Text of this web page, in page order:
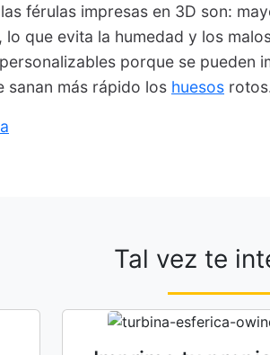
férulas impresas en 3D son:
lo que evita la humedad y los
porque se pueden
sanan más rápido los huesos
Tal vez te